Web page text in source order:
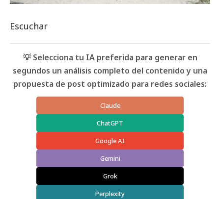
Escuchar
💡 Selecciona tu IA preferida para generar en
segundos un análisis completo del contenido y una
propuesta de post optimizado para redes sociales:
Claude
ChatGPT
Google AI
Gemini
Grok
Perplexity